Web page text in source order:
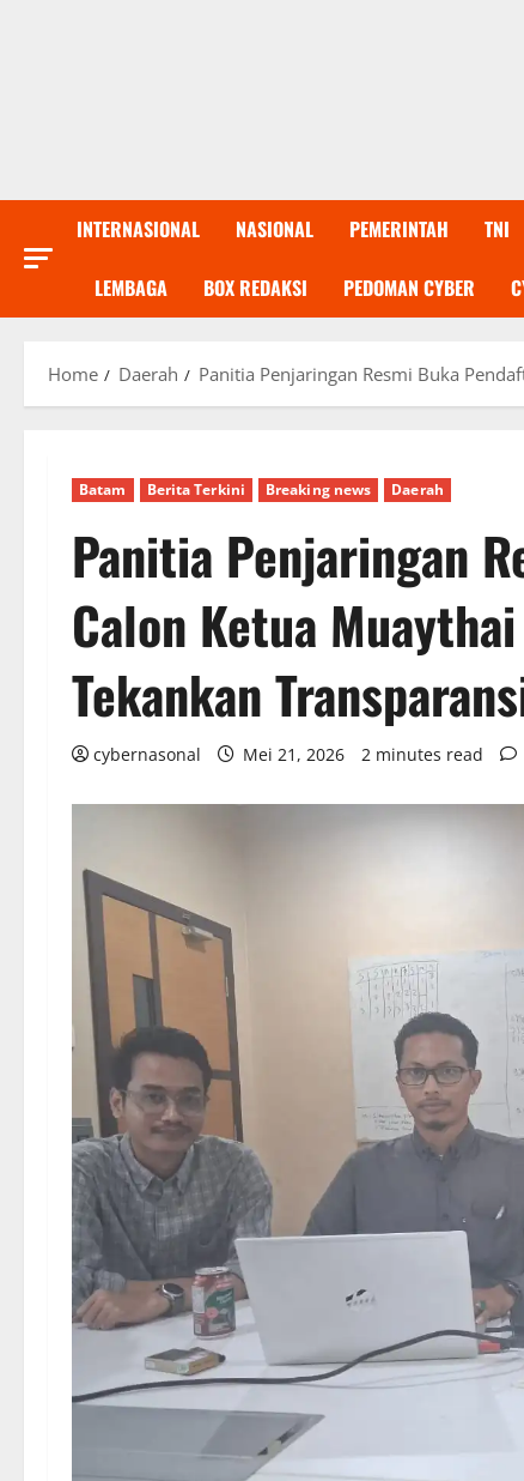
INTERNASIONAL NASIONAL PEMERINTAH TNI
LEMBAGA BOX REDAKSI PEDOMAN CYBER
Home Daerah Panitia Penjaringan Resmi Buka
Batam Berita Terkini Breaking news Daerah
Panitia Penjaringan
Calon Ketua
Tekankan
cybernasonal Mei 21, 2026 2 minutes read